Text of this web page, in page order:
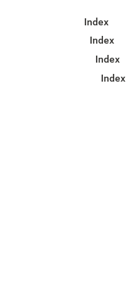
Index
Index
Index
Index